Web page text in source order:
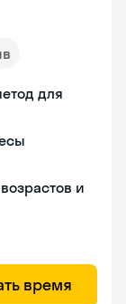
для
и
время